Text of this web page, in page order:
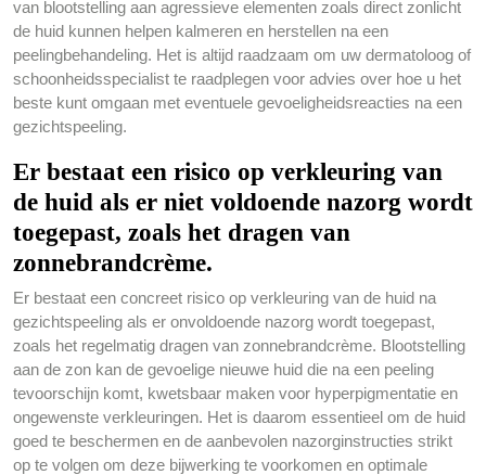
van blootstelling aan agressieve elementen zoals direct zonlicht
de huid kunnen helpen kalmeren en herstellen na een
peelingbehandeling. Het is altijd raadzaam om uw dermatoloog of
schoonheidsspecialist te raadplegen voor advies over hoe u het
beste kunt omgaan met eventuele gevoeligheidsreacties na een
gezichtspeeling.
Er bestaat een risico op verkleuring van
de huid als er niet voldoende nazorg wordt
toegepast, zoals het dragen van
zonnebrandcrème.
Er bestaat een concreet risico op verkleuring van de huid na
gezichtspeeling als er onvoldoende nazorg wordt toegepast,
zoals het regelmatig dragen van zonnebrandcrème. Blootstelling
aan de zon kan de gevoelige nieuwe huid die na een peeling
tevoorschijn komt, kwetsbaar maken voor hyperpigmentatie en
ongewenste verkleuringen. Het is daarom essentieel om de huid
goed te beschermen en de aanbevolen nazorginstructies strikt
op te volgen om deze bijwerking te voorkomen en optimale